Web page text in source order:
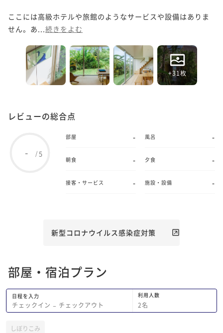
ここには高級ホテルや旅館のようなサービスや設備はありま
せん。あ... 続きをよむ
+31枚
レビューの総合点
- /5
部屋 - 風呂 -
朝食 - 夕食 -
接客・サービス - 施設・設備 -
新型コロナウイルス感染症対策
部屋・宿泊プラン
日程を入力
チェックイン − チェックアウト
利用人数
2名
しぼりこみ